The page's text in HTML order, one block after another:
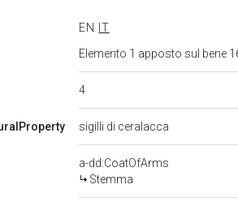
EN
IT
Elemento 1 apposto sul bene
4
sigilli di ceralacca
a-dd:CoatOfArms
Stemma